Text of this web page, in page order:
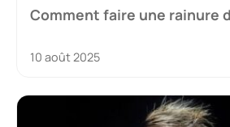
Comment faire une rainure
10 août 2025